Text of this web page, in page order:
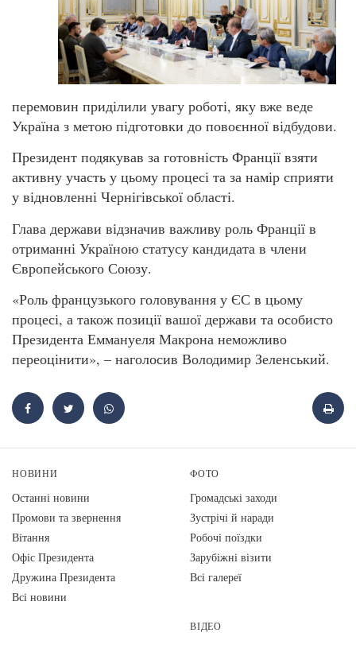
перемовин приділили увагу роботі, яку вже веде
Україна з метою підготовки до повоєнної відбудови.
Президент подякував за готовність Франції взяти
активну участь у цьому процесі та за намір сприяти
у відновленні Чернігівської області.
Глава держави відзначив важливу роль Франції в
отриманні Україною статусу кандидата в члени
Європейського Союзу.
«Роль французького головування у ЄС в цьому
процесі, а також позиції вашої держави та особисто
Президента Еммануеля Макрона неможливо
переоцінити», – наголосив Володимир Зеленський.
НОВИНИ
Останні новини
Промови та звернення
Вiтання
Офіс Президента
Дружина Президента
Всі новини
ФОТО
Громадські заходи
Зустрічі й наради
Робочі поїздки
Зарубіжні візити
Всі галереї
ВІДЕО